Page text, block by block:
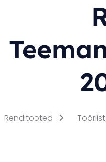
Renditooted